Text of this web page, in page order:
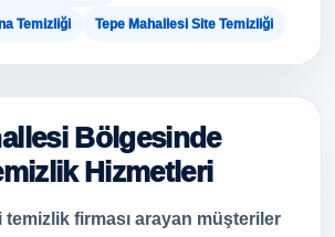
Temizliği Tepe Mahallesi Site Temizliği
Bölgesinde
Hizmetleri
temizlik firması arayan müşteriler